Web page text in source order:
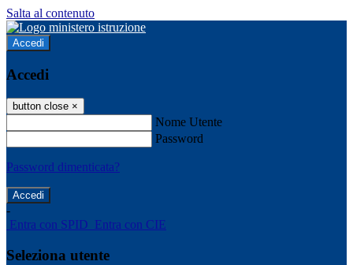
Salta al contenuto
Accedi
Accedi
button close ×
Nome Utente
Password
Password dimenticata?
-
Entra con SPID Entra con CIE
Seleziona utente